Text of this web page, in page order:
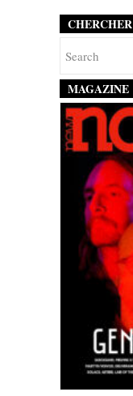
CHERCHER
MAGAZINE